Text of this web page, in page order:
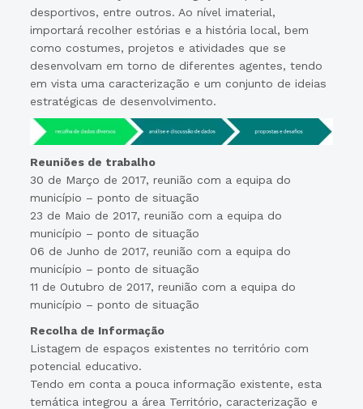
desportivos, entre outros. Ao nível imaterial,
importará recolher estórias e a história local, bem
como costumes, projetos e atividades que se
desenvolvam em torno de diferentes agentes, tendo
em vista uma caracterização e um conjunto de ideias
estratégicas de desenvolvimento.
Reuniões de trabalho
30 de Março de 2017, reunião com a equipa do
município – ponto de situação
23 de Maio de 2017, reunião com a equipa do
município – ponto de situação
06 de Junho de 2017, reunião com a equipa do
município – ponto de situação
11 de Outubro de 2017, reunião com a equipa do
município – ponto de situação
Recolha de Informação
Listagem de espaços existentes no território com
potencial educativo.
Tendo em conta a pouca informação existente, esta
temática integrou a área Território, caracterização e